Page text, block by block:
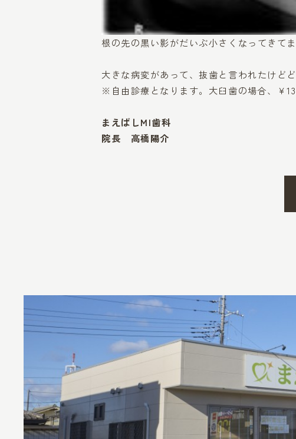
根の先の黒い影がだいぶ小さくなってきてま
大きな病変があって、抜歯と言われたけど
※自由診療となります。大臼歯の場合、￥
まえばしMI歯科
院長 高橋陽介